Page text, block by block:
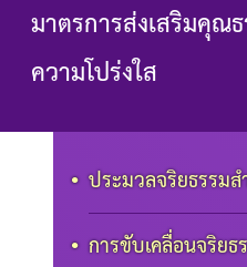
มาตรการส่งเสริมคุณ
ความโปร่งใส
ประมวลจริยธรรม
การขับเคลื่อนจริยธ